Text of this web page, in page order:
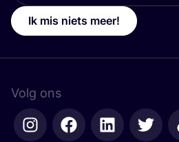
Ik mis niets meer!
Volg ons